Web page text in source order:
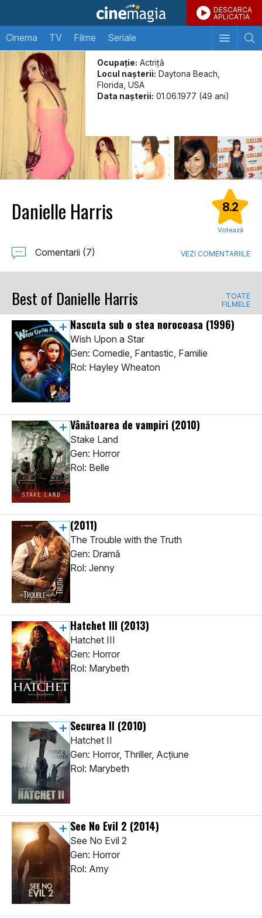
DESCARCA
APLICATIA
Cinema TV Filme Seriale
Ocupație: Actriţă
Locul naşterii: Daytona Beach,
Florida, USA
Data naşterii: 01.06.1977 (49 ani)
Danielle Harris 8.2
Votează
Comentarii (7) VEZI COMENTARIILE
Best of Danielle Harris
TOATE
FILMELE
Nascuta sub o stea norocoasa (1996)
Wish Upon a Star
Gen: Comedie, Fantastic, Familie
Rol: Hayley Wheaton
Vânătoarea de vampiri (2010)
Stake Land
Gen: Horror
Rol: Belle
(2011)
The Trouble with the Truth
Gen: Dramă
Rol: Jenny
Hatchet III (2013)
Hatchet III
Gen: Horror
Rol: Marybeth
Securea II (2010)
Hatchet II
Gen: Horror, Thriller, Acţiune
Rol: Marybeth
See No Evil 2 (2014)
See No Evil 2
Gen: Horror
Rol: Amy